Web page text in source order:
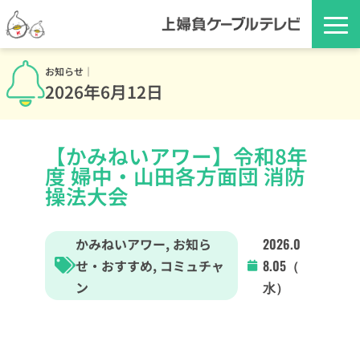
お知らせ｜
2026年6月12日
【かみねいアワー】令和8年
度 婦中・山田各方面団 消防
操法大会
かみねいアワー, お知ら
せ・おすすめ, コミュチャ
ン
2026.0
8.05（
水）